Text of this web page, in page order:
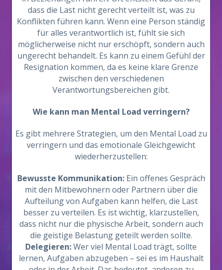
dass die Last nicht gerecht verteilt ist, was zu
Konflikten führen kann. Wenn eine Person ständig
für alles verantwortlich ist, fühlt sie sich
möglicherweise nicht nur erschöpft, sondern auch
ungerecht behandelt. Es kann zu einem Gefühl der
Resignation kommen, da es keine klare Grenze
zwischen den verschiedenen
Verantwortungsbereichen gibt.
Wie kann man Mental Load verringern?
Es gibt mehrere Strategien, um den Mental Load zu
verringern und das emotionale Gleichgewicht
wiederherzustellen:
Bewusste Kommunikation:Ein offenes Gespräch
mit den Mitbewohnern oder Partnern über die
Aufteilung von Aufgaben kann helfen, die Last
besser zu verteilen. Es ist wichtig, klarzustellen,
dass nicht nur die physische Arbeit, sondern auch
die geistige Belastung geteilt werden sollte.
Delegieren:Wer viel Mental Load trägt, sollte
lernen, Aufgaben abzugeben – sei es im Haushalt